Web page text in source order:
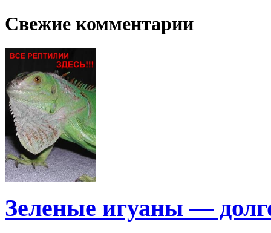
Свежие комментарии
Зеленые игуаны —